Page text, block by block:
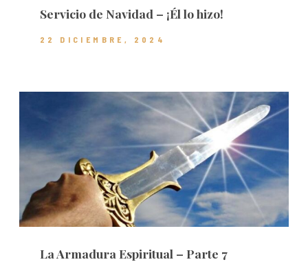
Servicio de Navidad – ¡Él lo hizo!
22 DICIEMBRE, 2024
La Armadura Espiritual – Parte 7